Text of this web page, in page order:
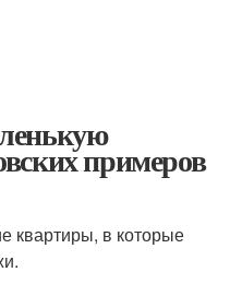
примеров
квартиры, в которые